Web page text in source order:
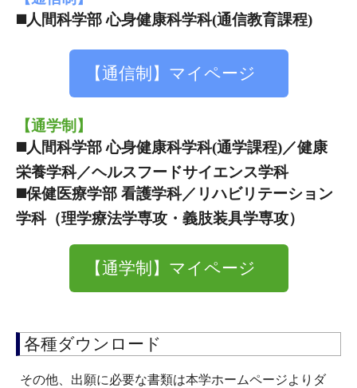
◼️人間科学部 心身健康科学科(通信教育課程)
【通信制】マイページ
【通学制】
◼️人間科学部 心身健康科学科(通学課程)／健康
栄養学科／ヘルスフードサイエンス学科
◼️保健医療学部 看護学科／リハビリテーション
学科（理学療法学専攻・義肢装具学専攻）
【通学制】マイページ
各種ダウンロード
その他、出願に必要な書類は本学ホームページよりダ